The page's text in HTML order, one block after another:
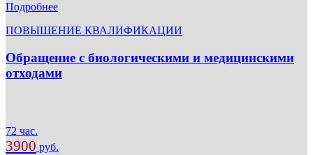
Подробнее
ПОВЫШЕНИЕ КВАЛИФИКАЦИИ
Обращение с биологическими и медицинскими
отходами
72 час.
3900 руб.